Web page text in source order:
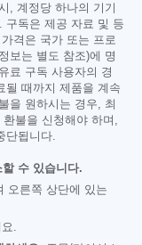
, 계정당 하나의 기기
구독은 제공 자료 및 등
격은 국가 또는 프로
보는 별도 참조)에 명
료 구독 사용자의 경
될 때까지 제품을 계속
을 원하시는 경우, 최
불을 신청해야 하며,
단됩니다.
수 있습니다.
오른쪽 상단에 있는
.